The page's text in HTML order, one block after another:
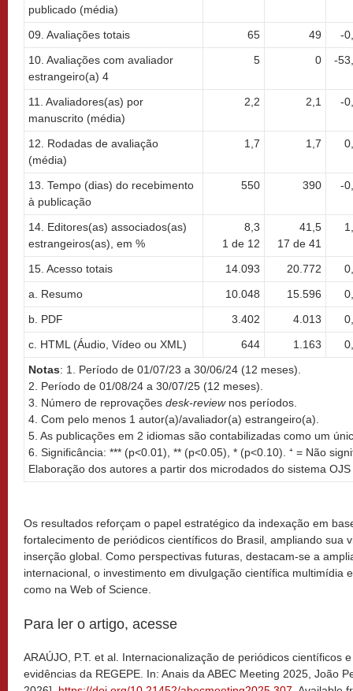
publicado (média)
09. Avaliações totais 65 49
-
10. Avaliações com avaliador
estrangeiro(a) 4
5 0 -
11. Avaliadores(as) por
manuscrito (média)
2,2 2,1 -
12. Rodadas de avaliação
(média)
1,7 1,7
13. Tempo (dias) do recebimento
à publicação
550 390 -
14. Editores(as) associados(as)
estrangeiros(as), em %
8,3
1 de 12
41,5
17 de 41
15. Acesso totais 14.093 20.772
a. Resumo
10.048 15.596
b. PDF
3.402 4.013
c. HTML (Áudio, Vídeo ou XML)
644 1.163
Notas: 1. Período de 01/07/23 a 30/06/24 (12 meses).
2. Período de 01/08/24 a 30/07/25 (12 meses).
3. Número de reprovações desk-reviewnos períodos.
4. Com pelo menos 1 autor(a)/avaliador(a) estrangeiro(a).
5. As publicações em 2 idiomas são contabilizadas como um
6. Significância: *** (p<0.01), ** (p<0.05), * (p<0.10). ⁺ = Não
Elaboração dos autores a partir dos microdados do sistema OJS
Os resultados reforçam o papel estratégico da indexação em
fortalecimento de periódicos científicos do Brasil, ampliando sua
inserção global. Como perspectivas futuras, destacam-se a
internacional, o investimento em divulgação científica multimídia
como na Web of Science.
Para ler o artigo, acesse
ARAÚJO, P.T. et al. Internacionalização de periódicos científicos
evidências da REGEPE. In: Anais da ABEC Meeting 2025, João